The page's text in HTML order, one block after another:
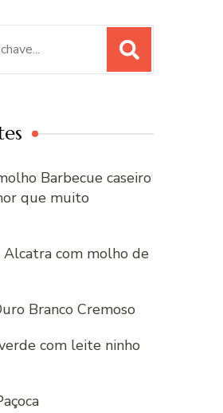
Barbecue caseiro
que muito
Alcatra com molho de
Branco Cremoso
com leite ninho